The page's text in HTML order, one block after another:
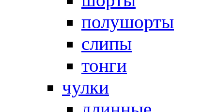
полушорты
слипы
тонги
чулки